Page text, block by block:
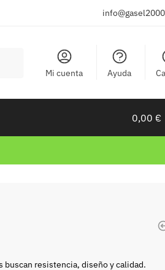
Mi cuenta Ayuda
0,00 €
buscan resistencia, diseño y calidad.